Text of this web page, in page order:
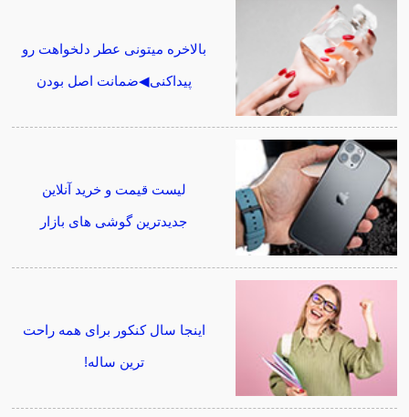
بالاخره میتونی عطر دلخواهت رو
پیداکنی◀ضمانت اصل بودن
لیست قیمت و خرید آنلاین
جدیدترین گوشی های بازار
اینجا سال کنکور برای همه راحت
ترین ساله!